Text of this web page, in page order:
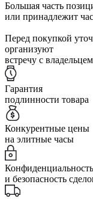
Большая часть
или принадлежит
Перед покупкой
организуют
встречу с
Гарантия
подлинности товара
Конкурентные цены
на элитные часы
Конфиденциальность
и безопасность